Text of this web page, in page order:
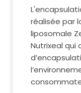
réalisée par
liposomale
Nutrixeal qui